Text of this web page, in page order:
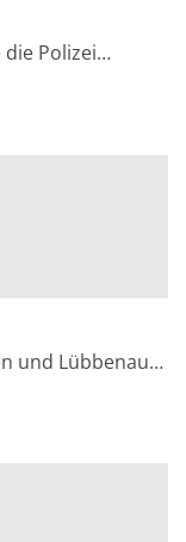
die Polizei…
und Lübbenau…